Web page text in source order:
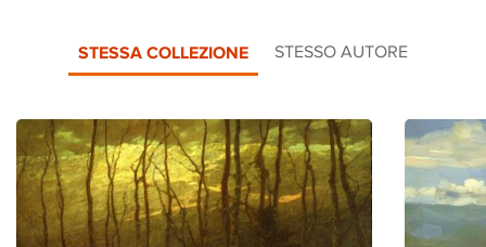
STESSA COLLEZIONE STESSO AUTORE